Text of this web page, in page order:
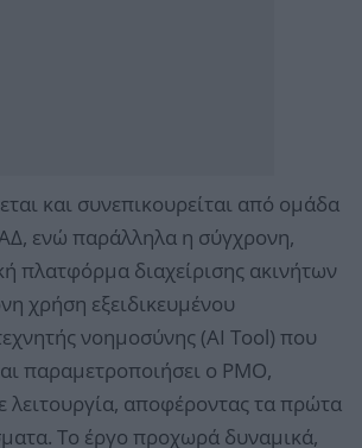
και συνεπικουρείται από ομάδα
ενώ παράλληλα η σύγχρονη,
πλατφόρμα διαχείρισης ακινήτων
χρήση εξειδικευμένου
νοημοσύνης (AI Tool) που
παραμετροποιήσει ο PMO,
λειτουργία, αποφέροντας τα πρώτα
Το έργο προχωρά δυναμικά,